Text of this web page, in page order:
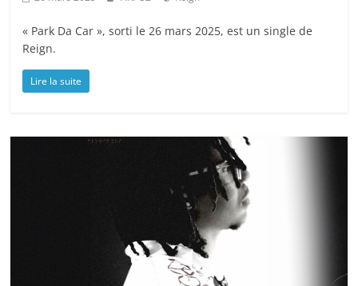
« Park Da Car », sorti le 26 mars 2025, est un single de
Reign.
Lire la suite